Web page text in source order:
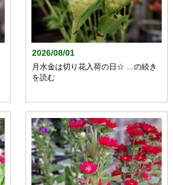
2026/08/01
月水金は切り花入荷の日☆ ...の続き
を読む